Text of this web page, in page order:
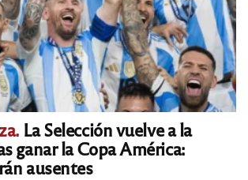
La Selección vuelve a la
ganar la Copa América:
ausentes